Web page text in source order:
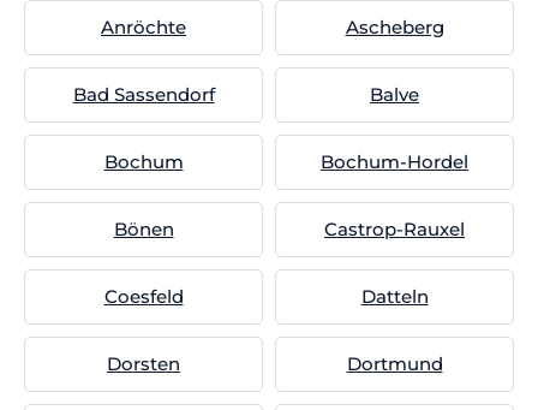
Anröchte Ascheberg
Bad Sassendorf Balve
Bochum Bochum-Hordel
Bönen Castrop-Rauxel
Coesfeld Datteln
Dorsten Dortmund